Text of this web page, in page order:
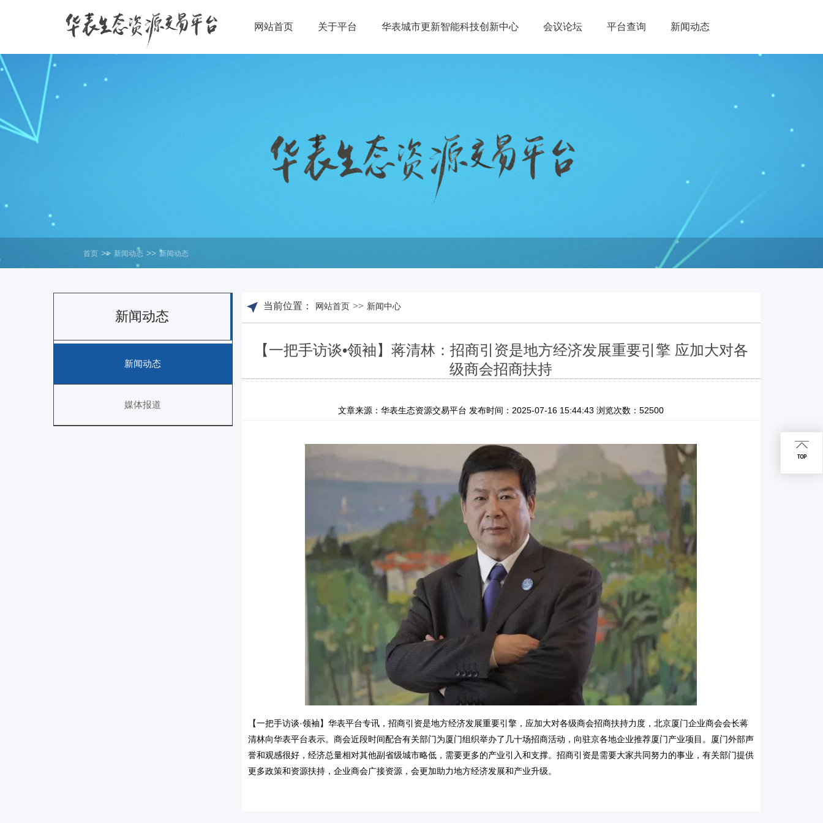
网站首页 关于平台 华表城市更新智能科技创新中心 会议论坛 平台查询 新闻动态
首页 >> 新闻动态 >> 新闻动态
新闻动态
新闻动态
媒体报道
当前位置： 网站首页 >> 新闻中心
【一把手访谈•领袖】蒋清林：招商引资是地方经济发展重要引擎 应加大对各
级商会招商扶持
文章来源：华表生态资源交易平台 发布时间：2025-07-16 15:44:43 浏览次数：52500
【一把手访谈·领袖】华表平台专讯，招商引资是地方经济发展重要引擎，应加大对各级商会招商扶持力度，北京厦门企业商会会长蒋
清林向华表平台表示。商会近段时间配合有关部门为厦门组织举办了几十场招商活动，向驻京各地企业推荐厦门产业项目。厦门外部声
誉和观感很好，经济总量相对其他副省级城市略低，需要更多的产业引入和支撑。招商引资是需要大家共同努力的事业，有关部门提供
更多政策和资源扶持，企业商会广接资源，会更加助力地方经济发展和产业升级。